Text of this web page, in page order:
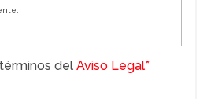
del Aviso Legal*